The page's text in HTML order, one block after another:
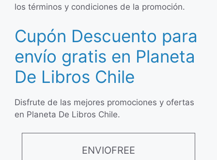
los términos y condiciones de la promoción.
Cupón Descuento para
envío gratis en Planeta
De Libros Chile
Disfrute de las mejores promociones y ofertas
en Planeta De Libros Chile.
ENVIOFREE